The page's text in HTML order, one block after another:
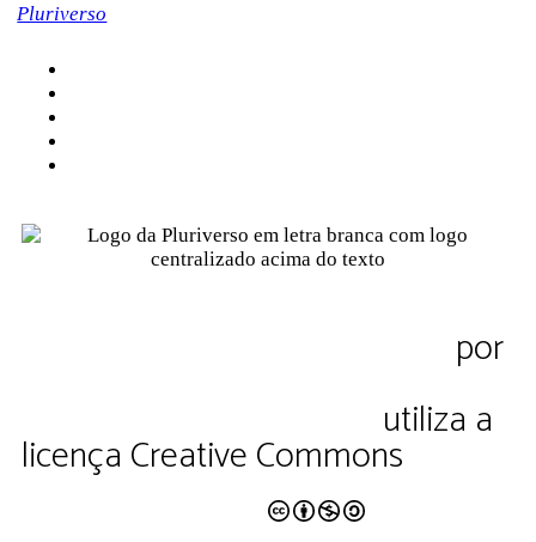
por
Pluriverso Coletivo de serviços em
utiliza a
licença Creative Commons
CC BY-NC-SA 4.0